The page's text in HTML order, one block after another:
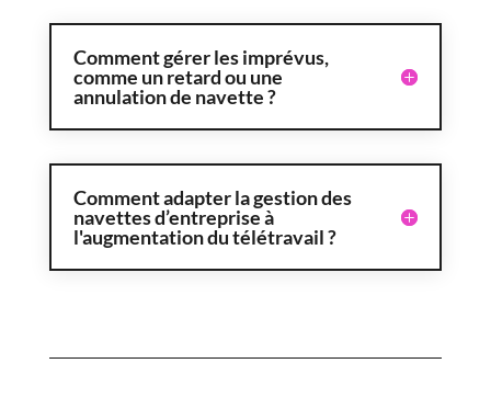
Comment gérer les imprévus,
comme un retard ou une
annulation de navette ?
Comment adapter la gestion des
navettes d’entreprise à
l'augmentation du télétravail ?